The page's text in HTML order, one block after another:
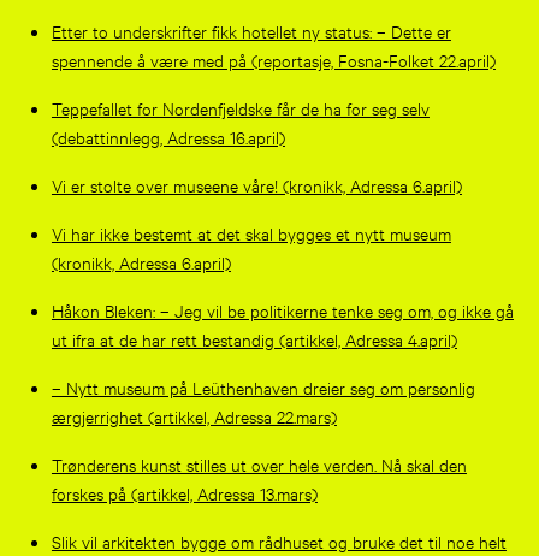
Etter to underskrifter fikk hotellet ny status: – Dette er
spennende å være med på (reportasje, Fosna-Folket 22.april)
Teppefallet for Nordenfjeldske får de ha for seg selv
(debattinnlegg, Adressa 16.april)
Vi er stolte over museene våre! (kronikk, Adressa 6.april)
Vi har ikke bestemt at det skal bygges et nytt museum
(kronikk, Adressa 6.april)
Håkon Bleken: – Jeg vil be politikerne tenke seg om, og ikke gå
ut ifra at de har rett bestandig (artikkel, Adressa 4.april)
– Nytt museum på Leüthenhaven dreier seg om personlig
ærgjerrighet (artikkel, Adressa 22.mars)
Trønderens kunst stilles ut over hele verden. Nå skal den
forskes på (artikkel, Adressa 13.mars)
Slik vil arkitekten bygge om rådhuset og bruke det til noe helt